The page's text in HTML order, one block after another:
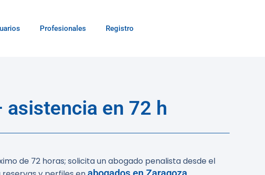
Profesionales Registro
en 72 h
de 72 horas; solicita un abogado penalista desde el